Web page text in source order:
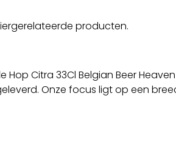
producten.
Citra 33Cl Belgian Beer
Onze focus ligt op een